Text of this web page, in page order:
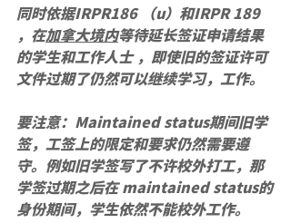
同时依据IRPR186 （u）和IRPR 189
，在加拿大境内等待延长签证申请结果
的学生和工作人士 ，即使旧的签证许可
文件过期了仍然可以继续学习，工作。
要注意：Maintained status期间旧学
签，工签上的限定和要求仍然需要遵
守。例如旧学签写了不许校外打工，那
学签过期之后在 maintained status的
身份期间，学生依然不能校外工作。